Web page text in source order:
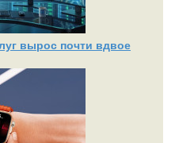
вырос почти вдвое